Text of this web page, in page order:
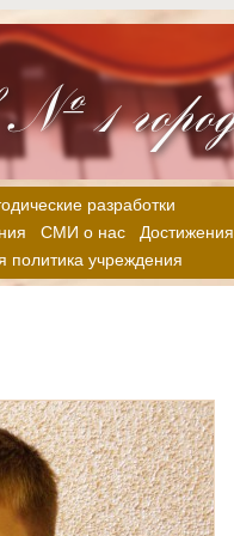
разработки
СМИ о нас Достижения
политика учреждения